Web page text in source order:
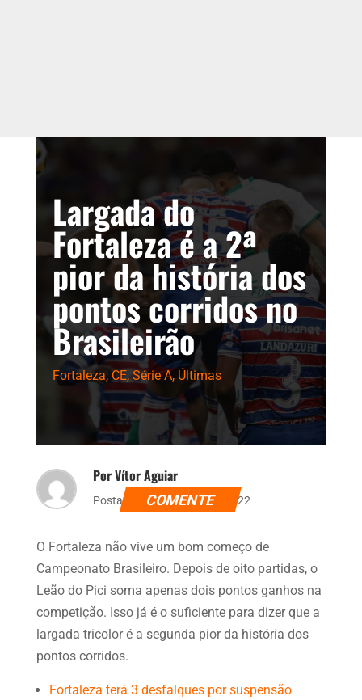
Largada do
Fortaleza é a 2ª
pior da história dos
pontos corridos no
Brasileirão
Fortaleza, CE,Série A, Últimas
Por Vítor Aguiar
Postado dia 2 de junho de 2022
COMENTE
O Fortaleza não vive um bom começo de
Campeonato Brasileiro. Depois de oito partidas, o
Leão do Pici soma apenas dois pontos ganhos na
competição. Isso já é o suficiente para dizer que a
largada tricolor é a segunda pior da história dos
pontos corridos.
Fortaleza terá 3 desfalques por suspensão